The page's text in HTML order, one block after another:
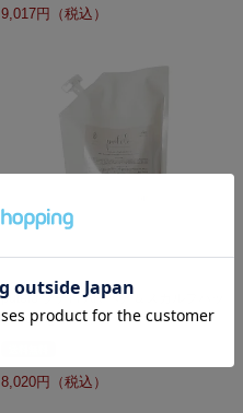
9,017
putelo プテロ AR ヘア＆スカルプパッ
ク 1000g (詰替)
8,020